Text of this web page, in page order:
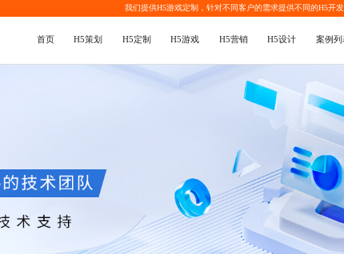
我们提供H5游戏定制 ，针对不同客户的需求提供不同的H5开发
首页 H5策划 H5定制 H5游戏 H5营销 H5设计 案例列